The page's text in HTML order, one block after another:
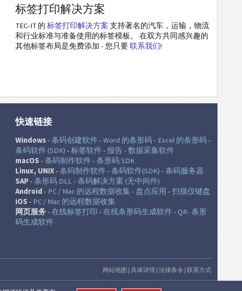
标签打印解决方案
TEC-IT 的 标签打印解决方案 支持著名的汽车，运输，物流
和行业标准与准备使用的标签模板。 在双方共同感兴趣的
其他标签布局是免费添加 - 您只要联系我们!
快速链接
Windows- 条码创建软件- Word 的条形码- Excel 的条形码-
条码软件 (SDK) - 标签软件- 报告- 数据采集软件
macOS - 条码制作软件- 条形码 SDK
Linux, UNIX- 条码制作软件- 条码软件(SDK) - 条码服务器
SAP- 条形码 DLL- 条码解决方案 (无中间件)
Android - PC / Mac 的远程数据收集- 盘点应用 - 扫描仪键盘
iOS - PC / Mac 的远程数据收集
网页服务- 在线标签打印 - 在线条形码生成软件- QR- 条形
码生成软件
网站地图 | 具体详情| 法律条令 | 联系方式